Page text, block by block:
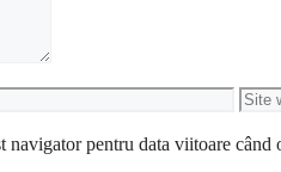
Site
web
pentru data viitoare când